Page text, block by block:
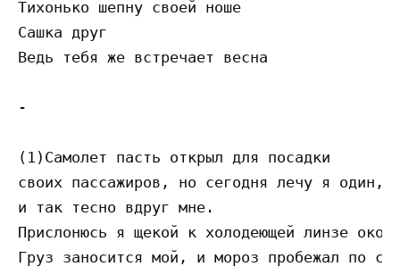
Тихонько шепну своей ноше
Сашка друг
Ведь тебя же встречает весна
-
(1)Самолет пасть открыл для посадки
своих пассажиров, но сегодня лечу я один,
и так тесно вдруг мне.
Прислонюсь я щекой к холодеющей линзе
Груз заносится мой, и мороз пробежал по